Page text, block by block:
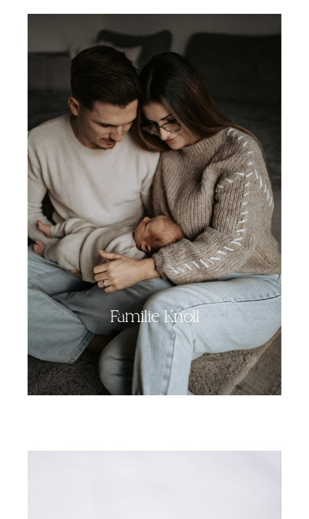
Familie Knoll